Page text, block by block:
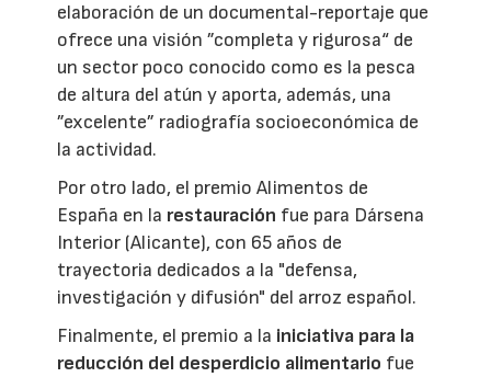
elaboración de un documental-reportaje que
ofrece una visión ”completa y rigurosa“ de
un sector poco conocido como es la pesca
de altura del atún y aporta, además, una
”excelente” radiografía socioeconómica de
la actividad.
Por otro lado, el premio Alimentos de
España en la restauración fue para Dársena
Interior (Alicante), con 65 años de
trayectoria dedicados a la "defensa,
investigación y difusión" del arroz español.
Finalmente, el premio a la iniciativa para la
reducción del desperdicio alimentario fue